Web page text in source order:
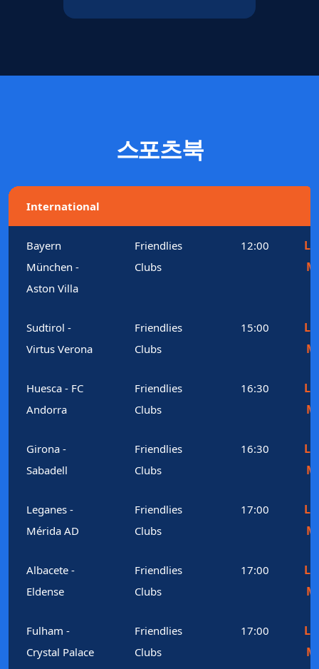
스포츠북
International
Bayern
München -
Aston Villa
Friendlies
Clubs
12:00
Sudtirol -
Virtus Verona
Friendlies
Clubs
15:00
Huesca - FC
Andorra
Friendlies
Clubs
16:30
Girona -
Sabadell
Friendlies
Clubs
16:30
Leganes -
Mérida AD
Friendlies
Clubs
17:00
Albacete -
Eldense
Friendlies
Clubs
17:00
Fulham -
Crystal Palace
Friendlies
Clubs
17:00